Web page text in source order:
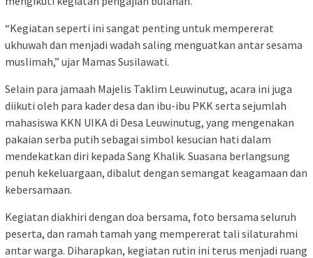
“Kegiatan seperti ini sangat penting untuk mempererat
ukhuwah dan menjadi wadah saling menguatkan antar sesama
muslimah,” ujar Mamas Susilawati.
Selain para jamaah Majelis Taklim Leuwinutug, acara ini juga
diikuti oleh para kader desa dan ibu-ibu PKK serta sejumlah
mahasiswa KKN UIKA di Desa Leuwinutug, yang mengenakan
pakaian serba putih sebagai simbol kesucian hati dalam
mendekatkan diri kepada Sang Khalik. Suasana berlangsung
penuh kekeluargaan, dibalut dengan semangat keagamaan dan
kebersamaan.
Kegiatan diakhiri dengan doa bersama, foto bersama seluruh
peserta, dan ramah tamah yang mempererat tali silaturahmi
antar warga. Diharapkan, kegiatan rutin ini terus menjadi ruang